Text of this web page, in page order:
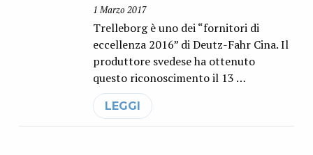
1 Marzo 2017
Trelleborg è uno dei “fornitori di
eccellenza 2016” di Deutz-Fahr Cina. Il
produttore svedese ha ottenuto
questo riconoscimento il 13 …
LEGGI